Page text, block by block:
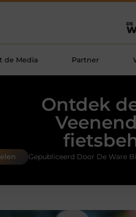
de Media Partner
Ontdek
Gepubliceerd Door De Ware